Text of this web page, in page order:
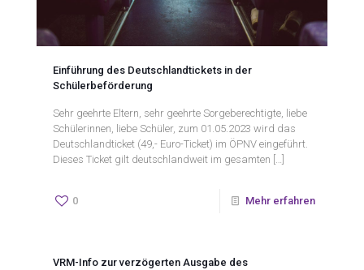
Einführung des Deutschlandtickets in der
Schülerbeförderung
Sehr geehrte Eltern, sehr geehrte Sorgeberechtigte, liebe
Schülerinnen, liebe Schüler, zum 01.05.2023 wird das
Deutschlandticket (49,- Euro-Ticket) im ÖPNV eingeführt.
Dieses Ticket gilt deutschlandweit im gesamten […]
0 Mehr erfahren
VRM-Info zur verzögerten Ausgabe des